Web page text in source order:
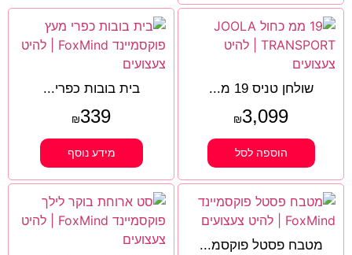
שולחן טניס 19 מ...
₪3,099
הוספה לסל
בית בובות כפרי...
₪339
מידע נוסף
מטבח פסטל פוקסמ...